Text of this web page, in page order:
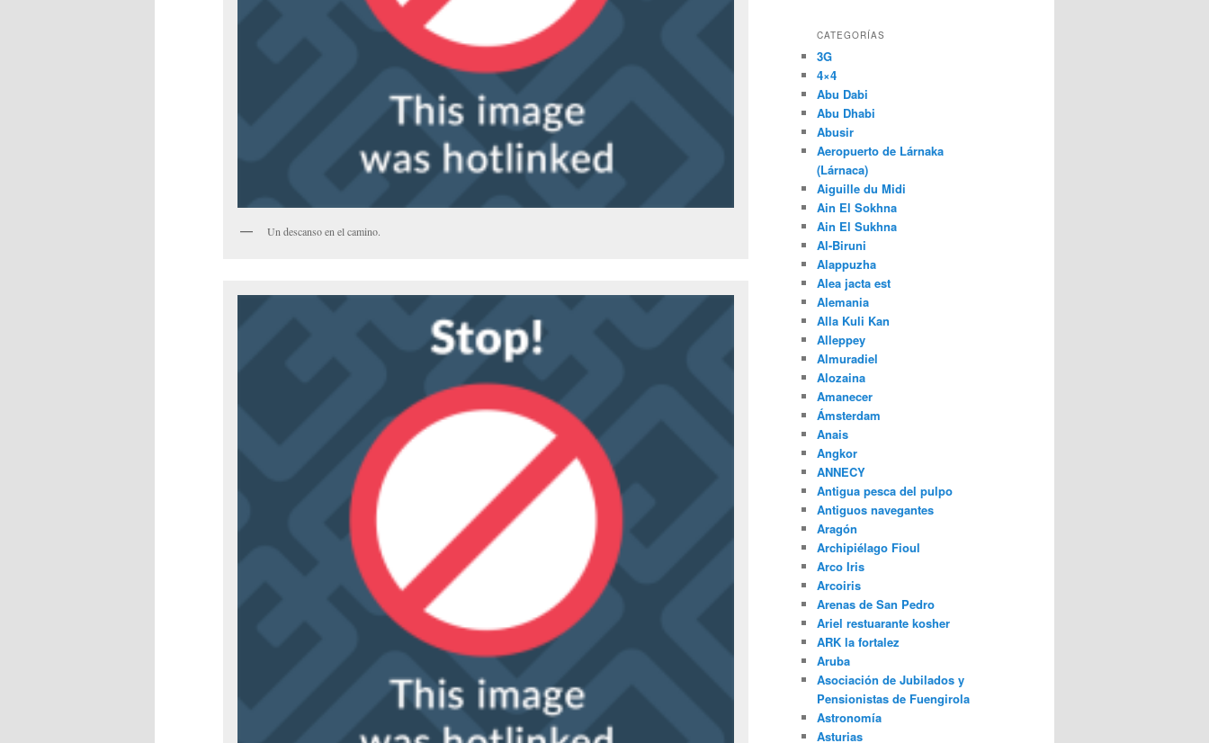
Un descanso en el camino.
CATEGORÍAS
3G
4×4
Abu Dabi
Abu Dhabi
Abusir
Aeropuerto de Lárnaka
(Lárnaca)
Aiguille du Midi
Ain El Sokhna
Ain El Sukhna
Al-Biruni
Alappuzha
Alea jacta est
Alemania
Alla Kuli Kan
Alleppey
Almuradiel
Alozaina
Amanecer
Ámsterdam
Anais
Angkor
ANNECY
Antigua pesca del pulpo
Antiguos navegantes
Aragón
Archipiélago Fioul
Arco Iris
Arcoiris
Arenas de San Pedro
Ariel restuarante kosher
ARK la fortalez
Aruba
Asociación de Jubilados y
Pensionistas de Fuengirola
Astronomía
Asturias